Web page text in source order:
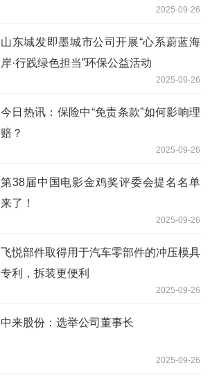
2025-09-26
山东城发即墨城市公司开展“心系蔚蓝海
岸·行践绿色担当”环保公益活动
2025-09-26
今日热讯：保险中“免责条款”如何影响理
赔？
2025-09-26
第38届中国电影金鸡奖评委会提名名单
来了！
2025-09-26
飞悦部件取得用于汽车零部件的冲压模具
专利，拆装更便利
2025-09-26
中来股份：选举公司董事长
2025-09-26